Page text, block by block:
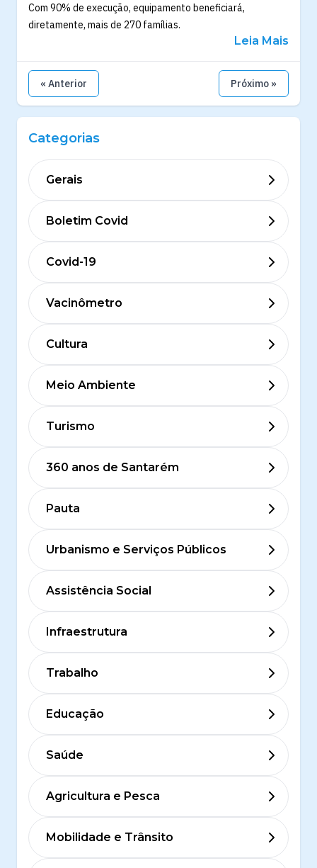
Com 90% de execução, equipamento beneficiará,
diretamente, mais de 270 famílias.
Leia Mais
« Anterior Próximo »
Categorias
Gerais
Boletim Covid
Covid-19
Vacinômetro
Cultura
Meio Ambiente
Turismo
360 anos de Santarém
Pauta
Urbanismo e Serviços Públicos
Assistência Social
Infraestrutura
Trabalho
Educação
Saúde
Agricultura e Pesca
Mobilidade e Trânsito